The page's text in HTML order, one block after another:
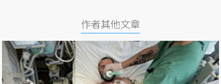
作者其他文章